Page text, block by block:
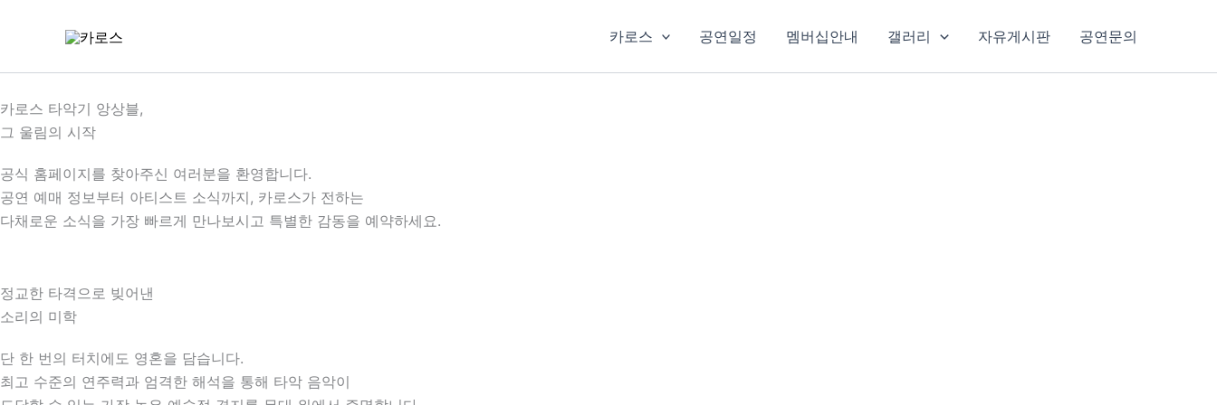
건
너
기
카로스 공연일정 멤버십안내 갤러리 자유게시판 공연문의
카로스 타악기 앙상블,
그 울림의 시작
공식 홈페이지를 찾아주신 여러분을 환영합니다.
공연 예매 정보부터 아티스트 소식까지, 카로스가 전하는
다채로운 소식을 가장 빠르게 만나보시고 특별한 감동을 예약하세요.
정교한 타격으로 빚어낸
소리의 미학
단 한 번의 터치에도 영혼을 담습니다.
최고 수준의 연주력과 엄격한 해석을 통해 타악 음악이